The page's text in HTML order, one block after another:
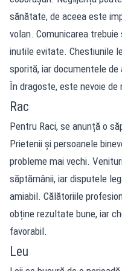
sănătate, de aceea este
volan. Comunicarea
inutile evitate. Chestiunile
sporită, iar documentele
În dragoste, este nevoie de
Rac
Pentru Raci, se anunță o
Prietenii și persoanele
probleme mai vechi.
săptămânii, iar disputele
amiabil. Călătoriile
obține rezultate bune, iar
favorabil.
Leu